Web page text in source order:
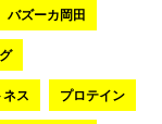
バズーカ岡田
ス プロテイン